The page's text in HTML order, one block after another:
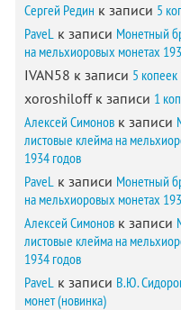
Сергей Редин к записи 5
PaveL к записи Монетный
на мельхиоровых монетах
IVAN58 к записи 5
xoroshiloffк записи 1
Алексей Симонов к записи
листовые клейма на
1934 годов
PaveL к записи Монетный
на мельхиоровых монетах
Алексей Симонов к записи
листовые клейма на
1934 годов
PaveL к записи В.Ю.
монет (новинка)